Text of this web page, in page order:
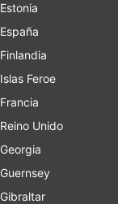
Estonia
España
Finlandia
Islas Feroe
Francia
Reino Unido
Georgia
Guernsey
Gibraltar